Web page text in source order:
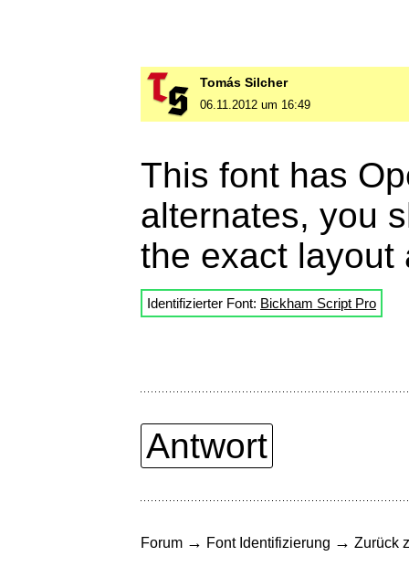
Tomás Silcher
06.11.2012 um 16:49
This font has
alternates, you
the exact
Identifizierter Font: Bickham Script Pro
Antwort
Forum → Font Identifizierung → Zurück